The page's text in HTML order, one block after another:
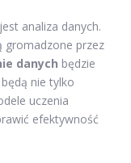
analiza danych.
gromadzone przez
danych będzie
nie tylko
uczenia
efektywność